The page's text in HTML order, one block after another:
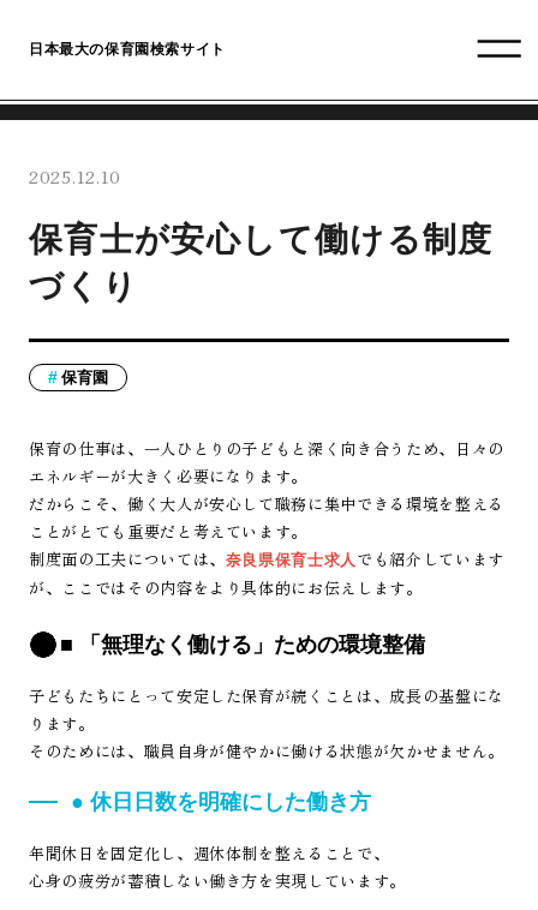
日本最大の保育園検索サイト
2025.12.10
保育士が安心して働ける制度
づくり
保育園
保育の仕事は、一人ひとりの子どもと深く向き合うため、日々の
エネルギーが大きく必要になります。
だからこそ、働く大人が安心して職務に集中できる環境を整える
ことがとても重要だと考えています。
制度面の工夫については、
奈良県保育士求人 でも紹介しています
が、ここではその内容をより具体的にお伝えします。
■ 「無理なく働ける」ための環境整備
子どもたちにとって安定した保育が続くことは、成長の基盤にな
ります。
そのためには、職員自身が健やかに働ける状態が欠かせません。
● 休日日数を明確にした働き方
年間休日を固定化し、週休体制を整えることで、
心身の疲労が蓄積しない働き方を実現しています。